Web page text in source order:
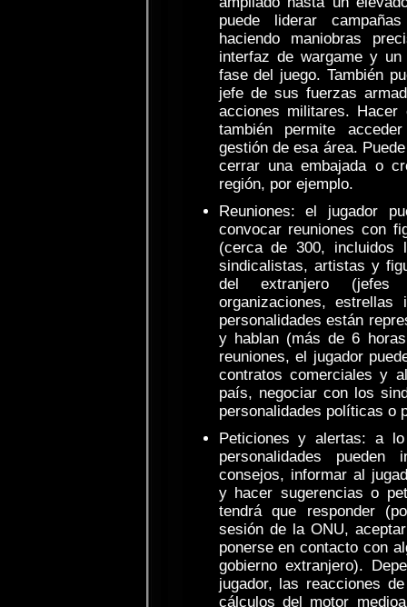
puede liderar
haciendo maniobras
interfaz de wargame y
fase del juego. También
jefe de sus fuerzas
acciones militares.
también permite
gestión de esa área.
cerrar una embajada o
región, por ejemplo.
Reuniones: el jugador
convocar reuniones con
(cerca de 300, incluidos
sindicalistas, artistas y
del extranjero
organizaciones, estrellas
personalidades están
y hablan (más de 6
reuniones, el jugador
contratos comerciales y
país, negociar con los
personalidades políticas o
Peticiones y alertas: a
personalidades
consejos, informar al
y hacer sugerencias o
tendrá que responder
sesión de la ONU,
ponerse en contacto con
gobierno extranjero).
jugador, las reacciones
cálculos del motor